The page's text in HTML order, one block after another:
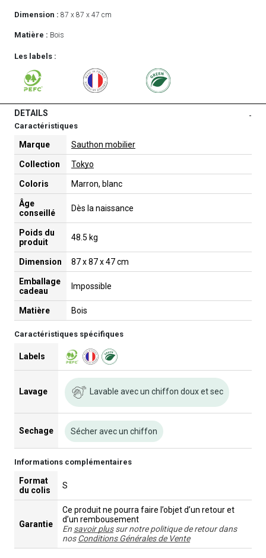
Dimension : 87 x 87 x 47 cm
Matière : Bois
Les labels :
DETAILS -
Caractéristiques
Marque Sauthon mobilier
Collection Tokyo
Coloris Marron, blanc
Âge
conseillé
Dès la naissance
Poids du
produit
48.5 kg
Dimension 87 x 87 x 47 cm
Emballage
cadeau
Impossible
Matière Bois
Caractéristiques spécifiques
Labels
Lavage Lavable avec un chiffon doux et sec
Sechage Sécher avec un chiffon
Informations complémentaires
Format
du colis
S
Garantie
Ce produit ne pourra faire l’objet d’un retour et
d’un rembousement
En savoir plussur notre politique de retour dans
nosConditions Générales de Vente